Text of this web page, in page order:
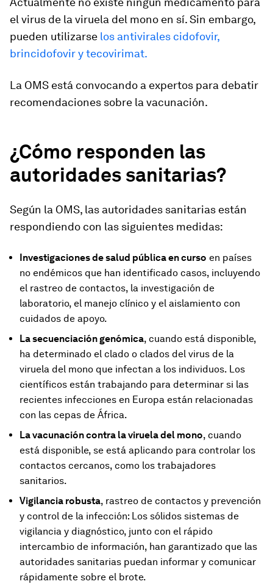
el virus de la viruela del mono en sí. Sin embargo,
pueden utilizarse los antivirales cidofovir,
brincidofovir y tecovirimat.
La OMS está convocando a expertos para debatir
recomendaciones sobre la vacunación.
¿Cómo responden las
autoridades sanitarias?
Según la OMS, las autoridades sanitarias están
respondiendo con las siguientes medidas:
Investigaciones de salud pública en curso en países
no endémicos que han identificado casos, incluyendo
el rastreo de contactos, la investigación de
laboratorio, el manejo clínico y el aislamiento con
cuidados de apoyo.
La secuenciación genómica, cuando está disponible,
ha determinado el clado o clados del virus de la
viruela del mono que infectan a los individuos. Los
científicos están trabajando para determinar si las
recientes infecciones en Europa están relacionadas
con las cepas de África.
La vacunación contra la viruela del mono, cuando
está disponible, se está aplicando para controlar los
contactos cercanos, como los trabajadores
sanitarios.
Vigilancia robusta, rastreo de contactos y prevención
y control de la infección: Los sólidos sistemas de
vigilancia y diagnóstico, junto con el rápido
intercambio de información, han garantizado que las
autoridades sanitarias puedan informar y comunicar
rápidamente sobre el brote.